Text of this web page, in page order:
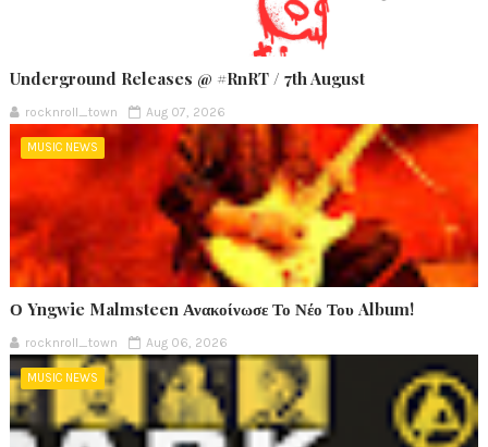
Underground Releases @ #RnRT / 7th August
rocknroll_town Aug 07, 2026
MUSIC NEWS
Ο Yngwie Malmsteen Ανακοίνωσε Το Νέο Του Album!
rocknroll_town Aug 06, 2026
MUSIC NEWS